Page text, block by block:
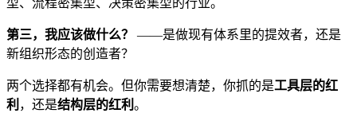
第三，我应该做什么？
——是做现有体系里的提效者，还是
新组织形态的创造者？
两个选择都有机会。但你需要想清楚，你抓的是工具层的红
利 ，还是结构层的红利 。